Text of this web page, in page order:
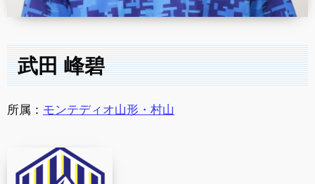
武田 峰碧
所属： モンテディオ山形・村山